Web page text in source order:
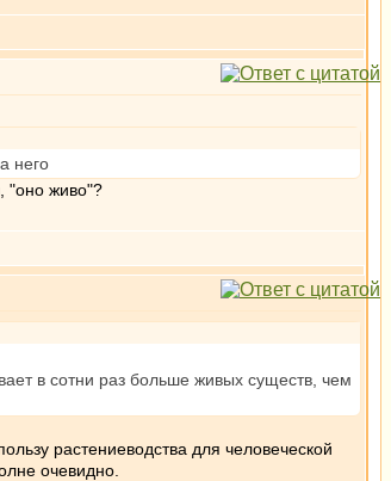
него
"оно живо"?
в сотни раз больше живых существ, чем
растениеводства для человеческой
очевидно.